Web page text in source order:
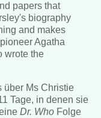
papers that
biography
and makes
Agatha
wrote the
über Ms Christie
Tage, in denen sie
Dr. Who Folge